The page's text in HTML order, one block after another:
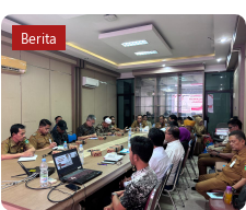
Berita